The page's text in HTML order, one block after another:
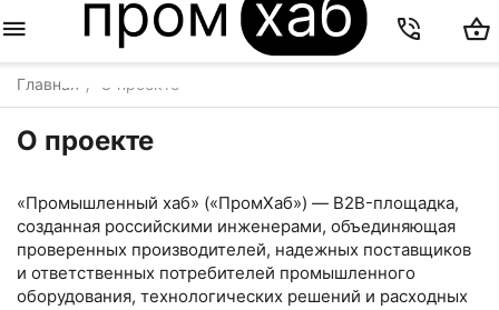
Главная / О проекте
О проекте
«Промышленный хаб» («ПромХаб») — B2B-площадка,
созданная российскими инженерами, объединяющая
проверенных производителей, надежных поставщиков
и ответственных потребителей промышленного
оборудования, технологических решений и расходных